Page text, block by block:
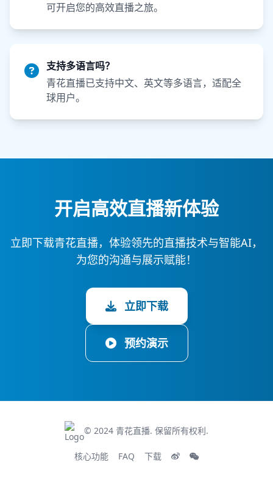
可开启您的高效直播之旅。
支持多语言吗？
青花直播已支持中文、英文等多语言，适配全
球用户。
开启高效直播新体验
立即下载青花直播，体验领先的直播技术与智能AI，
为您的沟通与展示赋能！
立即下载
预约演示
© 2024 青花直播. 保留所有权利.
核心功能 FAQ 下载